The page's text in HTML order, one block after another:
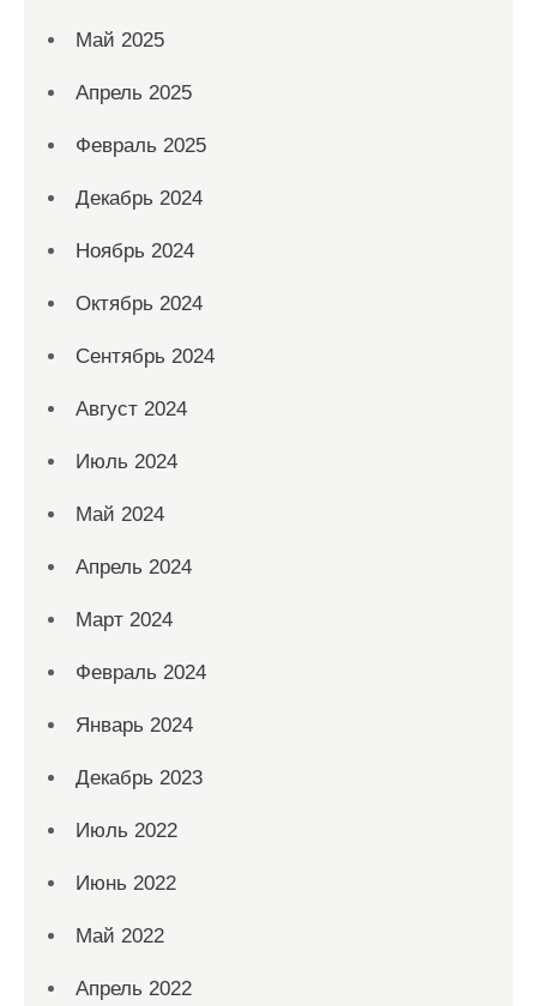
Май 2025
Апрель 2025
Февраль 2025
Декабрь 2024
Ноябрь 2024
Октябрь 2024
Сентябрь 2024
Август 2024
Июль 2024
Май 2024
Апрель 2024
Март 2024
Февраль 2024
Январь 2024
Декабрь 2023
Июль 2022
Июнь 2022
Май 2022
Апрель 2022